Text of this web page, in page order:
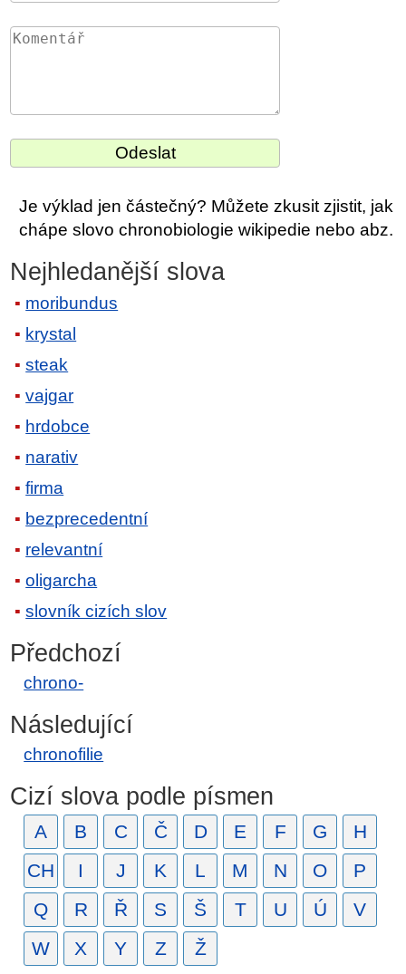
Je výklad jen částečný? Můžete zkusit zjistit, jak
chápe slovo chronobiologie wikipedie nebo abz.
Nejhledanější slova
moribundus
krystal
steak
vajgar
hrdobce
narativ
firma
bezprecedentní
relevantní
oligarcha
slovník cizích slov
Předchozí
chrono-
Následující
chronofilie
Cizí slova podle písmen
A B C Č D E F G
H
CH
I J K L M N O
P
Q
R Ř S Š T U Ú
V
W
X Y Z Ž